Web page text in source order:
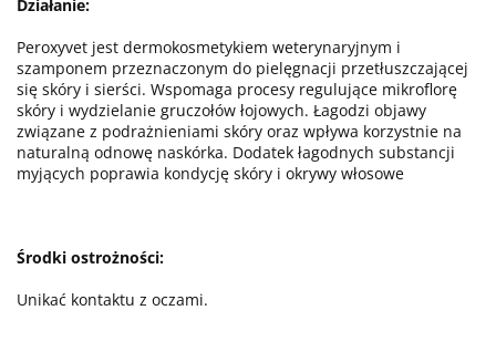
Działanie:
Peroxyvet jest dermokosmetykiem weterynaryjnym i
szamponem przeznaczonym do pielęgnacji przetłuszczającej
się skóry i sierści. Wspomaga procesy regulujące mikroflorę
skóry i wydzielanie gruczołów łojowych. Łagodzi objawy
związane z podrażnieniami skóry oraz wpływa korzystnie na
naturalną odnowę naskórka. Dodatek łagodnych substancji
myjących poprawia kondycję skóry i okrywy włosowe
Środki ostrożności:
Unikać kontaktu z oczami.